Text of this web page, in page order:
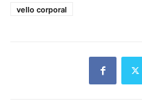
vello corporal